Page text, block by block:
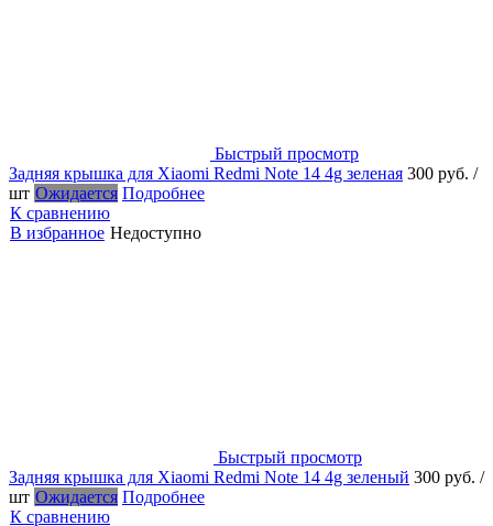
Быстрый просмотр
Задняя крышка для Xiaomi Redmi Note 14 4g зеленая 300 руб. /
шт Ожидается Подробнее
К сравнению
В избранное Недоступно
Быстрый просмотр
Задняя крышка для Xiaomi Redmi Note 14 4g зеленый 300 руб. /
шт Ожидается Подробнее
К сравнению